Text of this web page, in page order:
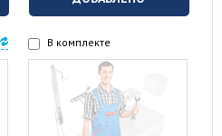
10 September 2024
В комплекте